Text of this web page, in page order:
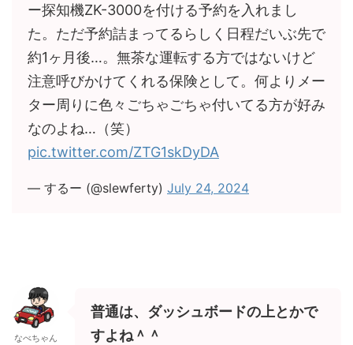
ー探知機ZK-3000を付ける予約を入れまし
た。ただ予約詰まってるらしく日程だいぶ先で
約1ヶ月後…。無茶な運転する方ではないけど
注意呼びかけてくれる保険として。何よりメー
ター周りに色々ごちゃごちゃ付いてる方が好み
なのよね…（笑）
pic.twitter.com/ZTG1skDyDA
— するー (@slewferty) July 24, 2024
なべちゃん
普通は、ダッシュボードの上とかで
すよね＾＾